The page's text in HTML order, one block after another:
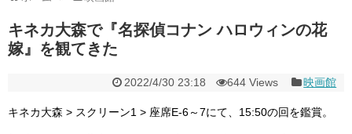
キネカ大森で『名探偵コナン ハロウィンの花
嫁』を観てきた
2022/4/30 23:18 644 Views 映画館
キネカ大森 > スクリーン1 > 座席E-6～7にて、15:50の回を鑑賞。